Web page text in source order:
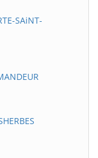
SAiNT-